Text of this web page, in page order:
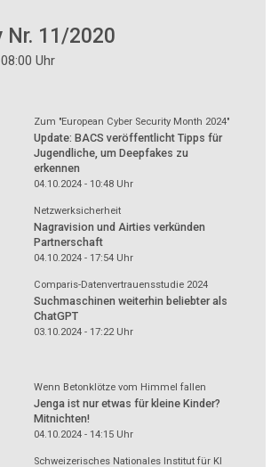
Nr. 11/2020
Uhr
Zum "European Cyber Security Month 2024"
Update: BACS veröffentlicht Tipps für
Jugendliche, um Deepfakes zu
erkennen
04.10.2024 - 10:48 Uhr
Netzwerksicherheit
Nagravision und Airties verkünden
Partnerschaft
04.10.2024 - 17:54 Uhr
Comparis-Datenvertrauensstudie 2024
Suchmaschinen weiterhin beliebter als
ChatGPT
03.10.2024 - 17:22Uhr
Wenn Betonklötze vom Himmel fallen
Jenga ist nur etwas für kleine Kinder?
Mitnichten!
04.10.2024 - 14:15 Uhr
Schweizerisches Nationales Institut für KI